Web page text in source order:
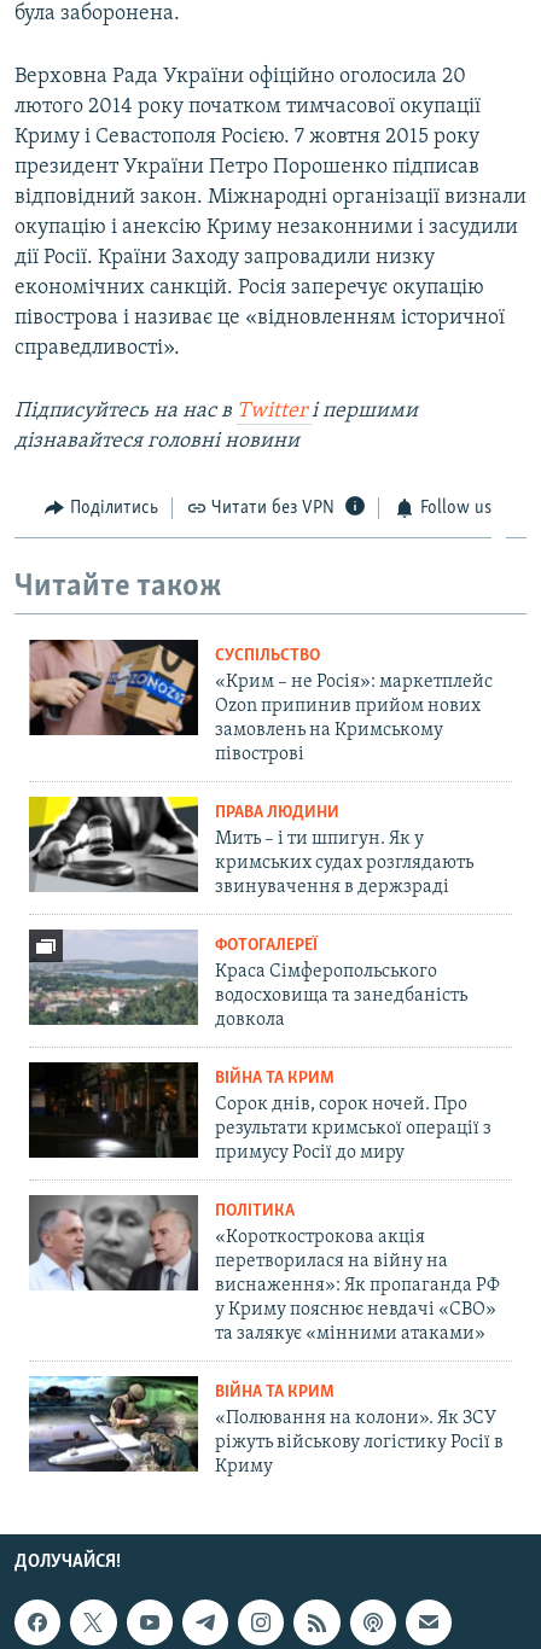
була заборонена.
Верховна Рада України офіційно оголосила 20
лютого 2014 року початком тимчасової окупації
Криму і Севастополя Росією. 7 жовтня 2015 року
президент України Петро Порошенко підписав
відповідний закон. Міжнародні організації визнали
окупацію і анексію Криму незаконними і засудили
дії Росії. Країни Заходу запровадили низку
економічних санкцій. Росія заперечує окупацію
півострова і називає це «відновленням історичної
справедливості».
Підписуйтесь на наc в Twitterі першими
дізнавайтеся головні новини
Поділитись Читати без VPN Follow us
Читайте також
СУСПІЛЬСТВО
«Крим – не Росія»: маркетплейс
Ozon припинив прийом нових
замовлень на Кримському
півострові
ПРАВА ЛЮДИНИ
Мить – і ти шпигун. Як у
кримських судах розглядають
звинувачення в держзраді
ФОТОГАЛЕРЕЇ
Краса Сімферопольського
водосховища та занедбаність
довкола
ВІЙНА ТА КРИМ
Сорок днів, сорок ночей. Про
результати кримської операції з
примусу Росії до миру
ПОЛІТИКА
«Короткострокова акція
перетворилася на війну на
виснаження»: Як пропаганда РФ
у Криму пояснює невдачі «СВО»
та залякує «мінними атаками»
ВІЙНА ТА КРИМ
«Полювання на колони». Як ЗСУ
ріжуть військову логістику Росії в
Криму
ДОЛУЧАЙСЯ!